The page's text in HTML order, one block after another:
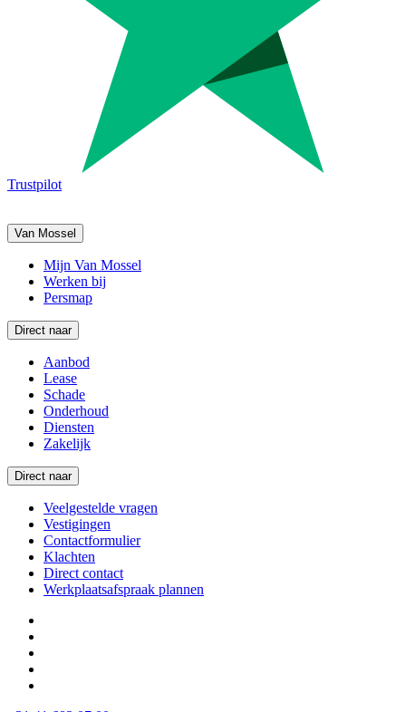
Trustpilot
Van Mossel
Mijn Van Mossel
Werken bij
Persmap
Direct naar
Aanbod
Lease
Schade
Onderhoud
Diensten
Zakelijk
Direct naar
Veelgestelde vragen
Vestigingen
Contactformulier
Klachten
Direct contact
Werkplaatsafspraak plannen